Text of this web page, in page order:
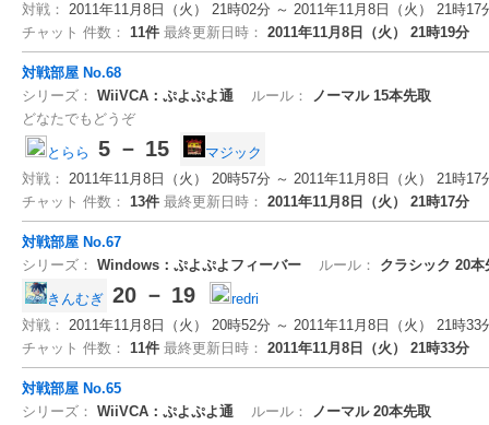
対戦： 2011年11月8日（火） 21時02分 ～ 2011年11月8日（火） 21時17
チャット 件数： 11件 最終更新日時： 2011年11月8日（火） 21時19分
対戦部屋 No.68
シリーズ： WiiVCA：ぷよぷよ通 ルール： ノーマル 15本先取
どなたでもどうぞ
とらら 5 － 15
マジック
対戦： 2011年11月8日（火） 20時57分 ～ 2011年11月8日（火） 21時17
チャット 件数： 13件 最終更新日時： 2011年11月8日（火） 21時17分
対戦部屋 No.67
シリーズ： Windows：ぷよぷよフィーバー ルール： クラシック 20本
きんむぎ 20 － 19
redri
対戦： 2011年11月8日（火） 20時52分 ～ 2011年11月8日（火） 21時33
チャット 件数： 11件 最終更新日時： 2011年11月8日（火） 21時33分
対戦部屋 No.65
シリーズ： WiiVCA：ぷよぷよ通 ルール： ノーマル 20本先取